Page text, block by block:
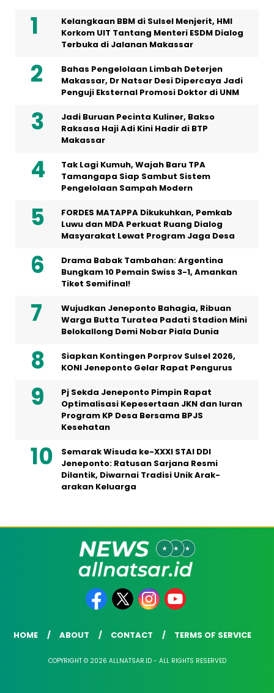
Kelangkaan BBM di Sulsel Menjerit, HMI
Korkom UIT Tantang Menteri ESDM Dialog
Terbuka di Jalanan Makassar
Bahas Pengelolaan Limbah Deterjen
Makassar, Dr Natsar Desi Dipercaya Jadi
Penguji Eksternal Promosi Doktor di UNM
Jadi Buruan Pecinta Kuliner, Bakso
Raksasa Haji Adi Kini Hadir di BTP
Makassar
Tak Lagi Kumuh, Wajah Baru TPA
Tamangapa Siap Sambut Sistem
Pengelolaan Sampah Modern
FORDES MATAPPA Dikukuhkan, Pemkab
Luwu dan MDA Perkuat Ruang Dialog
Masyarakat Lewat Program Jaga Desa
Drama Babak Tambahan: Argentina
Bungkam 10 Pemain Swiss 3-1, Amankan
Tiket Semifinal!
Wujudkan Jeneponto Bahagia, Ribuan
Warga Butta Turatea Padati Stadion Mini
Belokallong Demi Nobar Piala Dunia
Siapkan Kontingen Porprov Sulsel 2026,
KONI Jeneponto Gelar Rapat Pengurus
Pj Sekda Jeneponto Pimpin Rapat
Optimalisasi Kepesertaan JKN dan Iuran
Program KP Desa Bersama BPJS
Kesehatan
Semarak Wisuda ke-XXXI STAI DDI
Jeneponto: Ratusan Sarjana Resmi
Dilantik, Diwarnai Tradisi Unik Arak-
arakan Keluarga
HOME ABOUT CONTACT TERMS OF SERVICE
COPYRIGHT © 2026 ALLNATSAR.ID - ALL RIGHTS RESERVED